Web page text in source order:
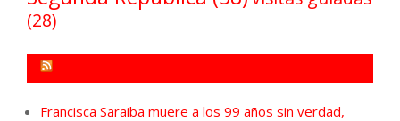
(28)
Francisca Saraiba muere a los 99 años sin verdad,